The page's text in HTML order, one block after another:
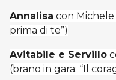
Annalisa con Michele
prima di te”)
Avitabile e Servillo
(brano in gara: “Il